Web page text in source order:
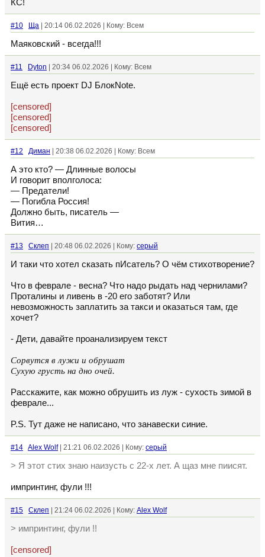
КС!
#10 Ща | 20:14 06.02.2026 | Кому: Всем
Маяковский - всегда!!!
#11 Dyton | 20:34 06.02.2026 | Кому: Всем
Ещё есть проект DJ БлокNote.
[censored]
[censored]
[censored]
#12 Диман | 20:38 06.02.2026 | Кому: Всем
А это кто? — Длинные волосы
И говорит вполголоса:
— Предатели!
— Погибла Россия!
Должно быть, писатель —
Вития…
#13 Склеп | 20:48 06.02.2026 | Кому: серый
И таки что хотел сказать пИсатель? О чём стихотворение?
Что в феврале - весна? Что надо рыдать над чернилами?
Проталины и ливень в -20 его заботят? Или
невозможность заплатить за такси и оказаться там, где
хочет?
- Дети, давайте проанализируем текст
Сорвутся в лужи и обрушат
Сухую грусть на дно очей.
Расскажите, как можно обрушить из луж - сухость зимой в
феврале...
P.S. Тут даже не написано, что занавески синие.
#14 Alex Wolf| 21:21 06.02.2026 | Кому: серый
> Я этот стих знаю наизусть с 22-х лет. А щаз мне пиисят.
импринтинг, фули !!!
#15 Склеп | 21:24 06.02.2026 | Кому: Alex Wolf
> импринтинг, фули !!
[censored]